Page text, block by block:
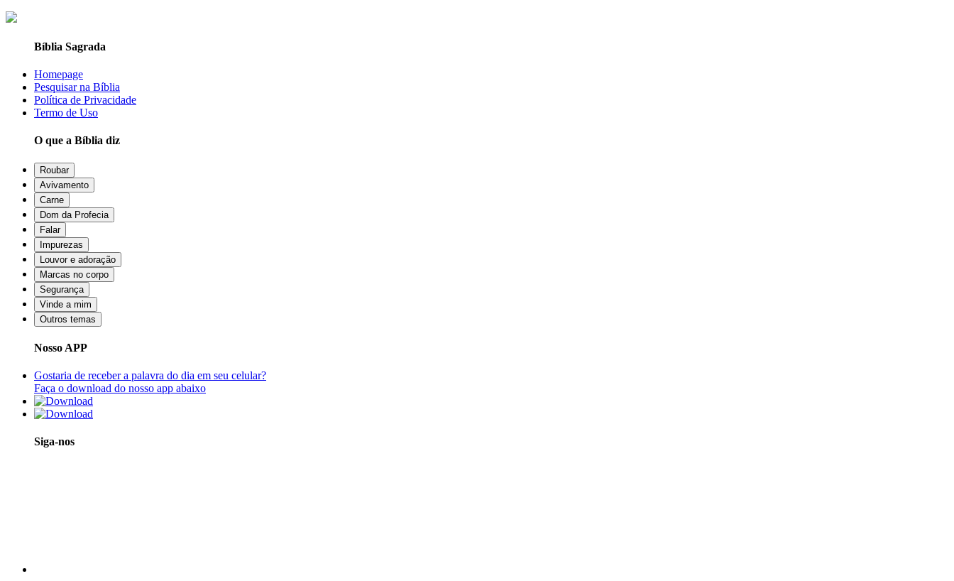
Bíblia Sagrada
Homepage
Pesquisar na Bíblia
Política de Privacidade
Termo de Uso
O que a Bíblia diz
Roubar
Avivamento
Carne
Dom da Profecia
Falar
Impurezas
Louvor e adoração
Marcas no corpo
Segurança
Vinde a mim
Outros temas
Nosso APP
Gostaria de receber a palavra do dia em seu celular?
Faça o download do nosso app abaixo
Siga-nos